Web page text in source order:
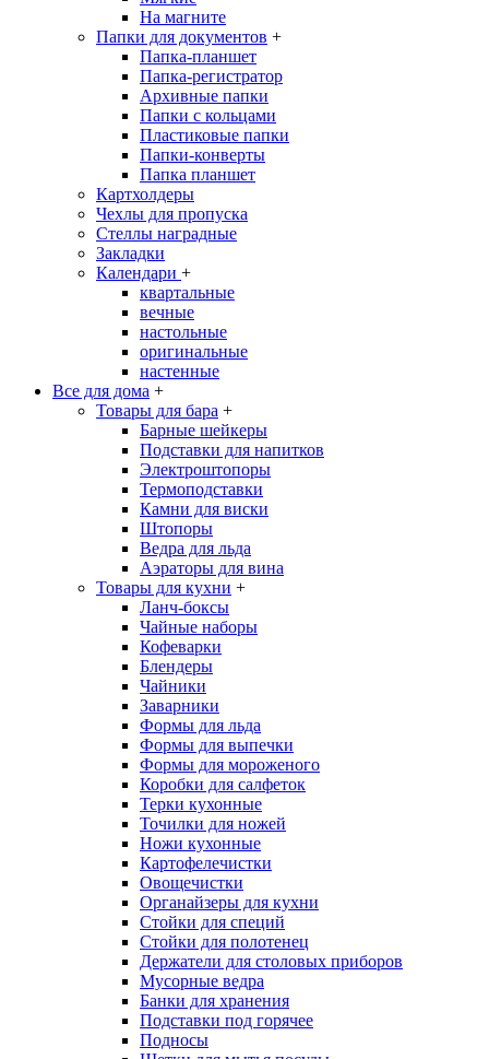
На магните
Папки для документов +
Папка-планшет
Папка-регистратор
Архивные папки
Папки с кольцами
Пластиковые папки
Папки-конверты
Папка планшет
Картхолдеры
Чехлы для пропуска
Стеллы наградные
Закладки
Календари +
квартальные
вечные
настольные
оригинальные
настенные
Все для дома +
Товары для бара +
Барные шейкеры
Подставки для напитков
Электроштопоры
Термоподставки
Камни для виски
Штопоры
Ведра для льда
Аэраторы для вина
Товары для кухни +
Ланч-боксы
Чайные наборы
Кофеварки
Блендеры
Чайники
Заварники
Формы для льда
Формы для выпечки
Формы для мороженого
Коробки для салфеток
Терки кухонные
Точилки для ножей
Ножи кухонные
Картофелечистки
Овощечистки
Органайзеры для кухни
Стойки для специй
Стойки для полотенец
Держатели для столовых приборов
Мусорные ведра
Банки для хранения
Подставки под горячее
Подносы